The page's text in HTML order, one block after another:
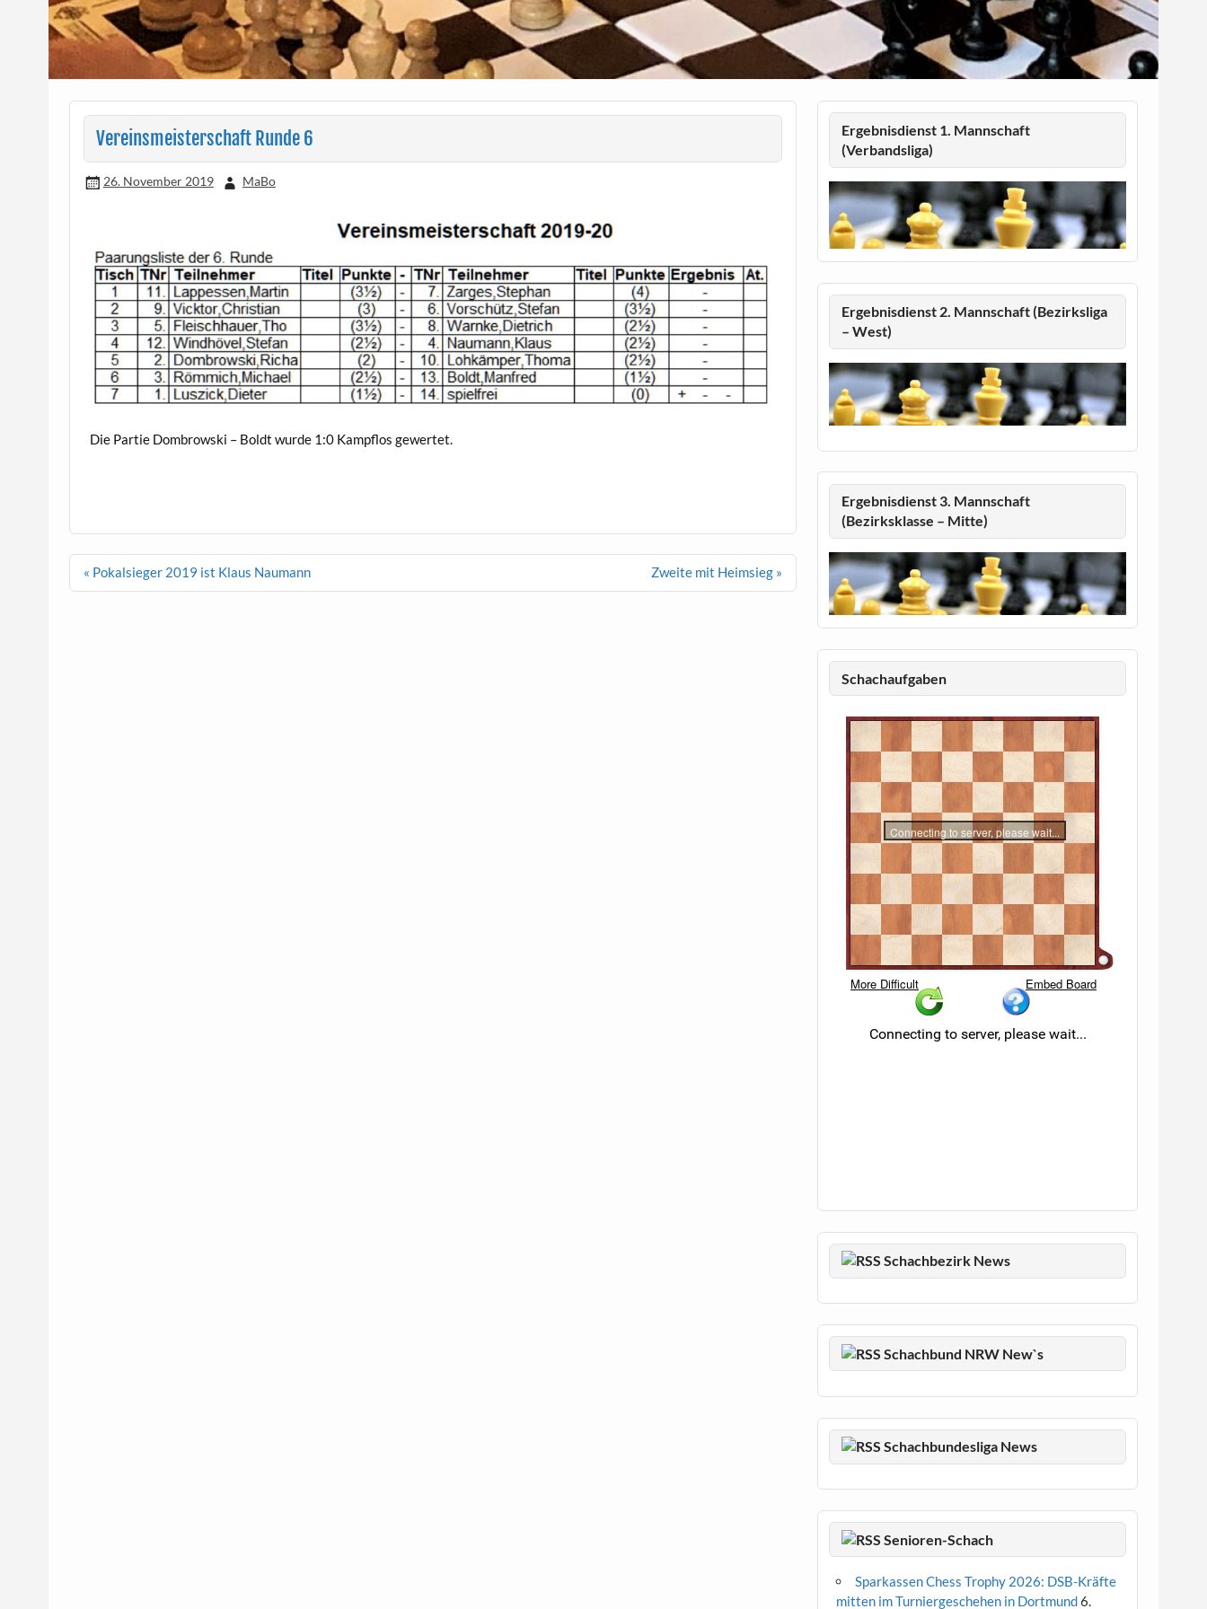
Vereinsmeisterschaft Runde 6
26. November 2019 MaBo
Die Partie Dombrowski – Boldt wurde 1:0 Kampflos gewertet.
Beitragsnavigation
« Pokalsieger 2019 ist Klaus Naumann Zweite mit Heimsieg »
Ergebnisdienst 1. Mannschaft
(Verbandsliga)
Ergebnisdienst 2. Mannschaft (Bezirksliga
– West)
Ergebnisdienst 3. Mannschaft
(Bezirksklasse – Mitte)
Schachaufgaben
Schachbezirk News
Schachbund NRW New`s
Schachbundesliga News
Senioren-Schach
Sparkassen Chess Trophy 2026: DSB-Kräfte
mitten im Turniergeschehen in Dortmund6.